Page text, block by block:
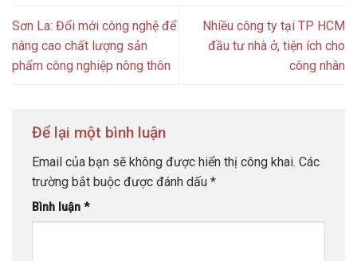
Sơn La: Đổi mới công nghệ để
nâng cao chất lượng sản
phẩm công nghiệp nông thôn
Nhiều công ty tại TP HCM
đầu tư nhà ở, tiện ích cho
công nhân
Để lại một bình luận
Email của bạn sẽ không được hiển thị công khai. Các
trường bắt buộc được đánh dấu *
Bình luận *